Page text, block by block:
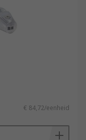
€ 84,72/eenheid